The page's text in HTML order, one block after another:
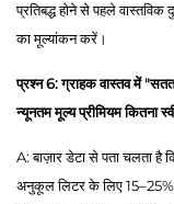
प्रतिबद्ध होने से पहले
का मूल्यांकन करें।
प्रश्न 6: ग्राहक वास्तव में
न्यूनतम मूल्य प्रीमियम कितना
A: बाज़ार डेटा से पता चलता है
अनुकूल लिटर के लिए 15–25%